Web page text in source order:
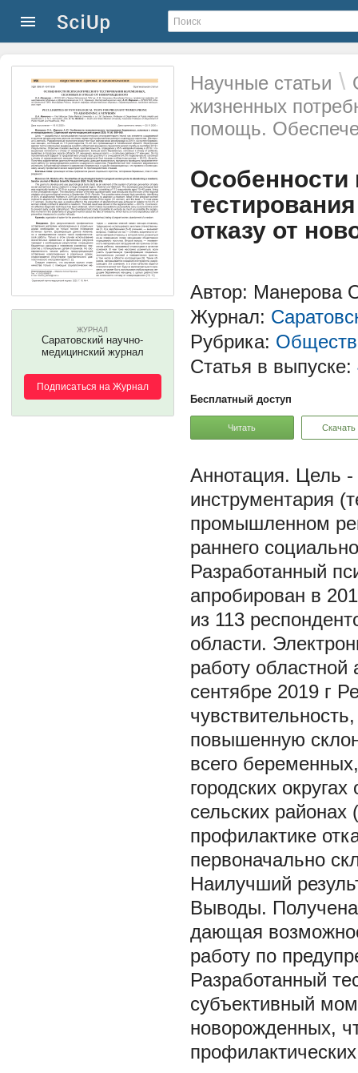
Научные статьи \
жизненных
помощь.
Особенности
отказу от
ЖУРНАЛ
Саратовский научно-
медицинский журнал
Подписаться на Журнал
Автор:
Журнал:
Рубрика:
Статья в выпуске:
Бесплатный доступ
Читать Скачать
Цель -
инструментария
промышленном
раннего
Разработанный
апробирован в
из 113
области.
работу областной
сентябре 2019 г
повышенную
всего
городских
сельских
профилактике
первоначально
Наилучший
Выводы.
дающая
работу по
Разработанный
субъективный
новорожденных,